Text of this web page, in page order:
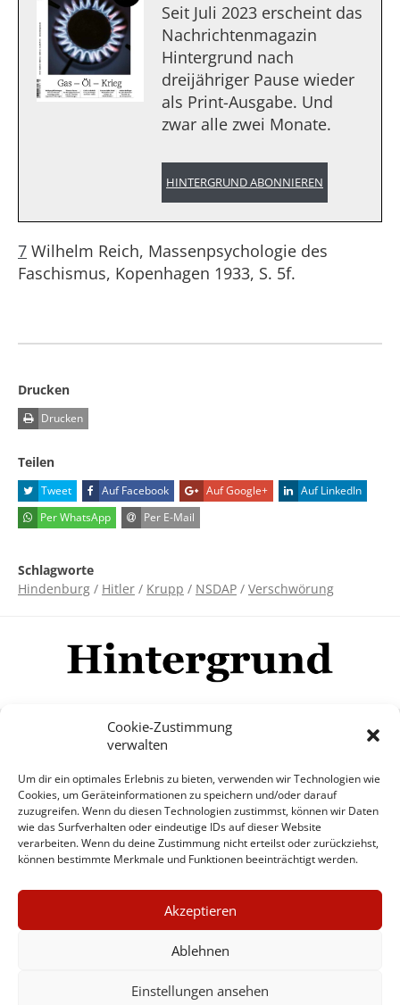
Cookie-Zustimmung
verwalten
Um dir ein optimales Erlebnis zu bieten, verwenden wir Technologien wie
Cookies, um Geräteinformationen zu speichern und/oder darauf
zuzugreifen. Wenn du diesen Technologien zustimmst, können wir Daten
wie das Surfverhalten oder eindeutige IDs auf dieser Website
verarbeiten. Wenn du deine Zustimmung nicht erteilst oder zurückziehst,
können bestimmte Merkmale und Funktionen beeinträchtigt werden.
Akzeptieren
Ablehnen
Einstellungen ansehen
Seit Juli 2023 erscheint das
Nachrichtenmagazin
Hintergrund nach
dreijähriger Pause wieder
als Print-Ausgabe. Und
zwar alle zwei Monate.
HINTERGRUND ABONNIEREN
7 Wilhelm Reich, Massenpsychologie des
Faschismus, Kopenhagen 1933, S. 5f.
Drucken
Drucken
Teilen
Tweet Auf Facebook Auf Google+
Auf LinkedIn
Per WhatsApp
Per E-Mail
Schlagworte
Hindenburg / Hitler / Krupp / NSDAP / Verschwörung
Mehr
© Copyright Hintergrund.de, 2015 - 2026
Zum Newsletter jetzt kostenlos
anmelden
erscheint ca. alle 4 Wochen
×